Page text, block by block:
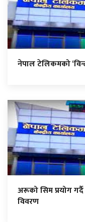
नेपाल टेलिकमको
अरूको सिम प्रयोग
विवरण